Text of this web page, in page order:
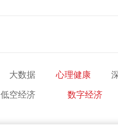
大数据 心理健康
低空经济 数字经济